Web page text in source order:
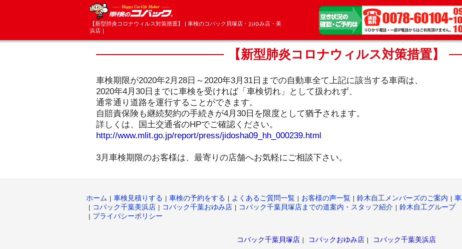
【新型肺炎コロナウィルス対策措置】 | 車検のコバック貝塚店・おゆみ店・美
浜店｜
【新型肺炎コロナウィルス対策措置】
車検期限が2020年2月28日～2020年3月31日までの自動車全て上記に該当する車両は、
2020年4月30日までに車検を受ければ「車検切れ」として扱われず、
通常通り道路を運行することができます。
自賠責保険も継続契約の手続きが4月30日を限度として猶予されます。
詳しくは、国土交通省のHPでご確認ください。
http://www.mlit.go.jp/report/press/jidosha09_hh_000239.html
3月車検期限のお客様は、最寄りの店舗へお気軽にご相談下さい。
ホーム 車検見積りする 車検の予約をする よくあるご質問一覧 お客様の声一覧 鈴木自工メンバーズのご案内
コバック千葉美浜店
コバック千葉おゆみ店 コバック千葉貝塚店までの道案内・スタッフ紹介 鈴木自工グループ
プライバシーポリシー
コバック千葉貝塚店 コバックおゆみ店 コバック千葉美浜店